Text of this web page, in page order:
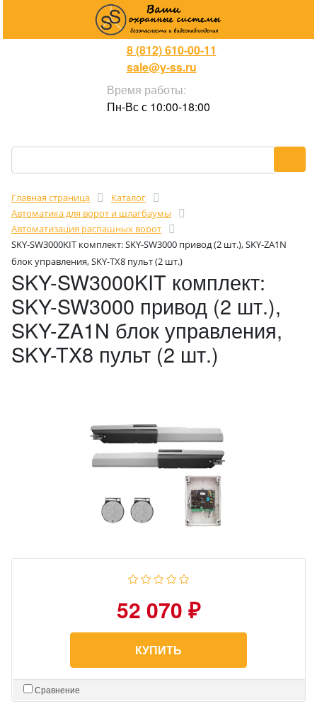
8 (812) 610-00-11
sale@y-ss.ru
Время работы:
Пн-Вс с 10:00-18:00
Главная страница
Каталог
Автоматика для ворот и шлагбаумы
Автоматизация распашных ворот
SKY-SW3000KIT комплект: SKY-SW3000 привод (2 шт.), SKY-ZA1N
блок управления, SKY-TX8 пульт (2 шт.)
SKY-SW3000KIT комплект:
SKY-SW3000 привод (2 шт.),
SKY-ZA1N блок управления,
SKY-TX8 пульт (2 шт.)
52 070 ₽
КУПИТЬ
Сравнение